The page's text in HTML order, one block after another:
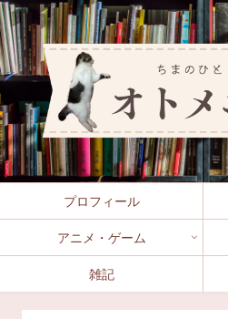
プロフィール
アニメ・ゲーム
雑記